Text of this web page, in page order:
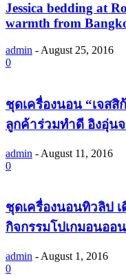
Jessica bedding at
warmth from
admin - August 25, 2016
0
ชุดเครื่องนอน “เจส
ลูกค้าร่วมทำดี อิงอุ่น
admin - August 11, 2016
0
ชุดเครื่องนอนทิวลิป
กิจกรรมโปเกมอนออ
admin - August 1, 2016
0